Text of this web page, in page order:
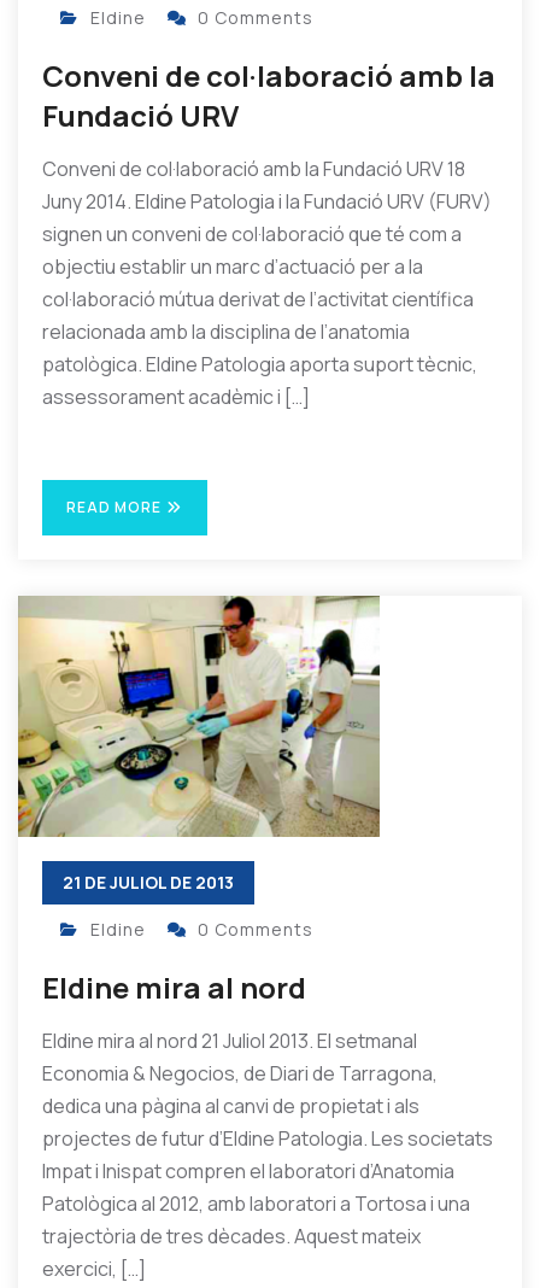
Eldine 0 Comments
Conveni de col·laboració amb la
Fundació URV
Conveni de col·laboració amb la Fundació URV 18
Juny 2014. Eldine Patologia i la Fundació URV (FURV)
signen un conveni de col·laboració que té com a
objectiu establir un marc d’actuació per a la
col·laboració mútua derivat de l’activitat científica
relacionada amb la disciplina de l’anatomia
patològica. Eldine Patologia aporta suport tècnic,
assessorament acadèmic i […]
READ MORE
21 DE JULIOL DE 2013
Eldine 0 Comments
Eldine mira al nord
Eldine mira al nord 21 Juliol 2013. El setmanal
Economia & Negocios, de Diari de Tarragona,
dedica una pàgina al canvi de propietat i als
projectes de futur d’Eldine Patologia. Les societats
Impat i Inispat compren el laboratori d’Anatomia
Patològica al 2012, amb laboratori a Tortosa i una
trajectòria de tres dècades. Aquest mateix
exercici, […]